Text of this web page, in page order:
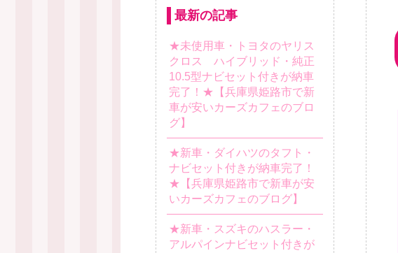
最新の記事
★未使用車・トヨタのヤリス
クロス ハイブリッド・純正
10.5型ナビセット付きが納車
完了！★【兵庫県姫路市で新
車が安いカーズカフェのブロ
グ】
★新車・ダイハツのタフト・
ナビセット付きが納車完了！
★【兵庫県姫路市で新車が安
いカーズカフェのブログ】
★新車・スズキのハスラー・
アルパインナビセット付きが